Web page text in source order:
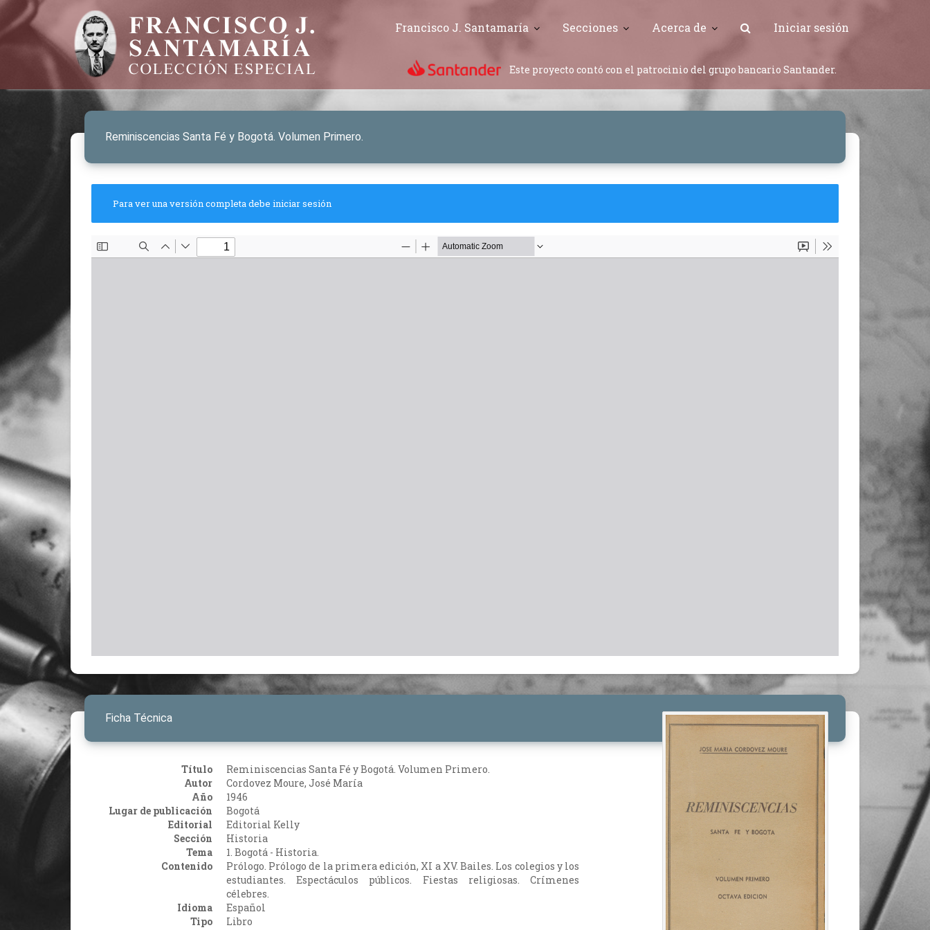
Francisco J. Santamaría Secciones Acerca de Iniciar sesión
Este proyecto contó con el patrocinio del grupo bancario Santander.
Reminiscencias Santa Fé y Bogotá. Volumen Primero.
Para ver una versión completa debe iniciar sesión
Ficha Técnica
Título
Reminiscencias Santa Fé y Bogotá. Volumen Primero.
Autor
Cordovez Moure, José María
Año
1946
Lugar de publicación
Bogotá
Editorial
Editorial Kelly
Sección
Historia
Tema
1. Bogotá - Historia.
Contenido
Prólogo. Prólogo de la primera edición, XI a XV. Bailes. Los colegios y los
estudiantes. Espectáculos públicos. Fiestas religiosas. Crímenes
célebres.
Idioma
Español
Tipo
Libro